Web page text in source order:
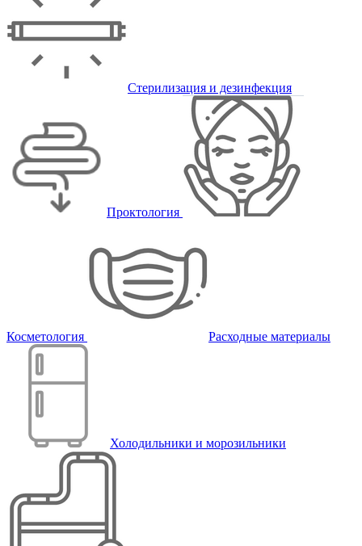
Стерилизация и дезинфекция
Проктология
Косметология Расходные материалы
Холодильники и морозильники